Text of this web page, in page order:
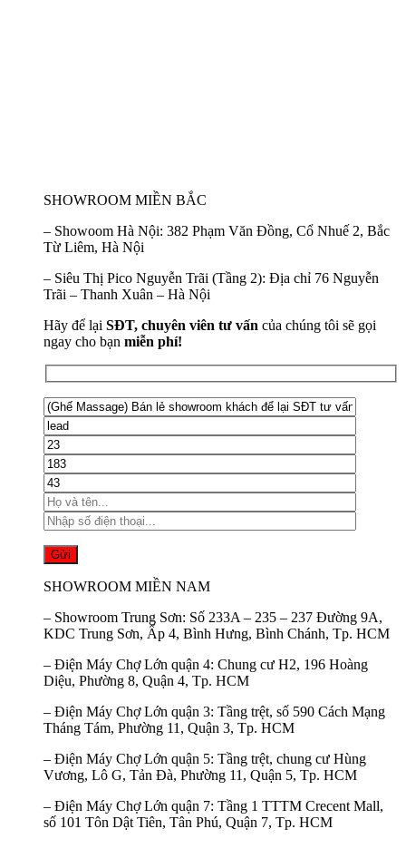
SHOWROOM MIỀN BẮC
– Showoom Hà Nội: 382 Phạm Văn Đồng, Cổ Nhuế 2, Bắc
Từ Liêm, Hà Nội
– Siêu Thị Pico Nguyễn Trãi (Tầng 2): Địa chỉ 76 Nguyễn
Trãi – Thanh Xuân – Hà Nội
Hãy để lại SĐT, chuyên viên tư vấn của chúng tôi sẽ gọi
ngay cho bạn miễn phí!
SHOWROOM MIỀN NAM
– Showroom Trung Sơn: Số 233A – 235 – 237 Đường 9A,
KDC Trung Sơn, Ấp 4, Bình Hưng, Bình Chánh, Tp. HCM
– Điện Máy Chợ Lớn quận 4: Chung cư H2, 196 Hoàng
Diệu, Phường 8, Quận 4, Tp. HCM
– Điện Máy Chợ Lớn quận 3: Tầng trệt, số 590 Cách Mạng
Tháng Tám, Phường 11, Quận 3, Tp. HCM
– Điện Máy Chợ Lớn quận 5: Tầng trệt, chung cư Hùng
Vương, Lô G, Tản Đà, Phường 11, Quận 5, Tp. HCM
– Điện Máy Chợ Lớn quận 7: Tầng 1 TTTM Crecent Mall,
số 101 Tôn Dật Tiên, Tân Phú, Quận 7, Tp. HCM